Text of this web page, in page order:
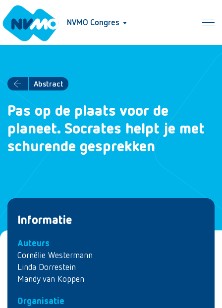
NVMO Congres
Abstract
Pas op de plaats voor de
planeet. Socrates helpt je met
schurende gesprekken
Informatie
Auteurs
Cornélie Westermann
Linda Dorrestein
Mandy van Koppen
Organisatie